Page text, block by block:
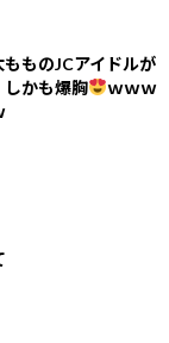
もものJCアイドルが
しかも爆胸
ｗｗｗ